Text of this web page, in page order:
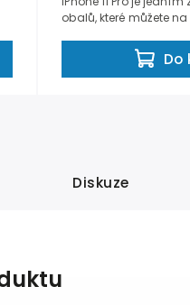
Do
obalů, které můžete na
Diskuze